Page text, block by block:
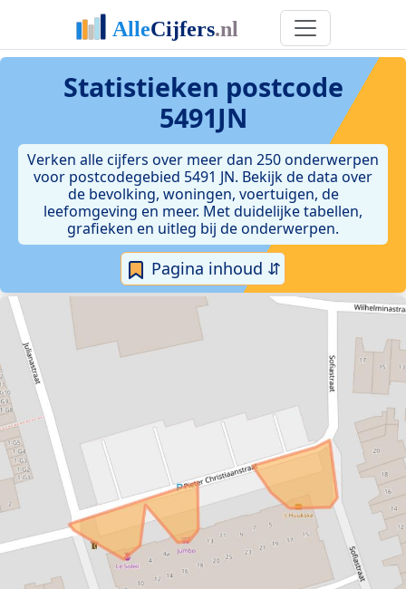
Statistieken postcode
5491JN
Verken alle cijfers over meer dan 250 onderwerpen
voor postcodegebied 5491 JN. Bekijk de data over
de bevolking, woningen, voertuigen, de
leefomgeving en meer. Met duidelijke tabellen,
grafieken en uitleg bij de onderwerpen.
Pagina inhoud ⇵